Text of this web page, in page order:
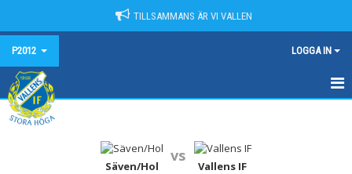
TILLSAMMANS ÄR VI VALLEN
P2012 LOGGA IN
HEM
Säven/Hol
vs
Vallens IF